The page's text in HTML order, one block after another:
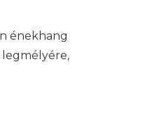
énekhang
legmélyére,